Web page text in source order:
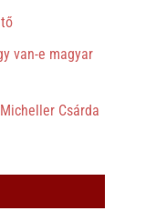
van-e magyar
Micheller Csárda